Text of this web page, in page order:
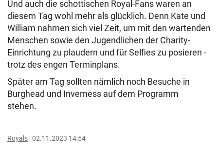
Und auch die schottischen Royal-Fans waren an
diesem Tag wohl mehr als glücklich. Denn Kate und
William nahmen sich viel Zeit, um mit den wartenden
Menschen sowie den Jugendlichen der Charity-
Einrichtung zu plaudern und für Selfies zu posieren -
trotz des engen Terminplans.
Später am Tag sollten nämlich noch Besuche in
Burghead und Inverness auf dem Programm
stehen.
Royals 02.11.2023 14:54